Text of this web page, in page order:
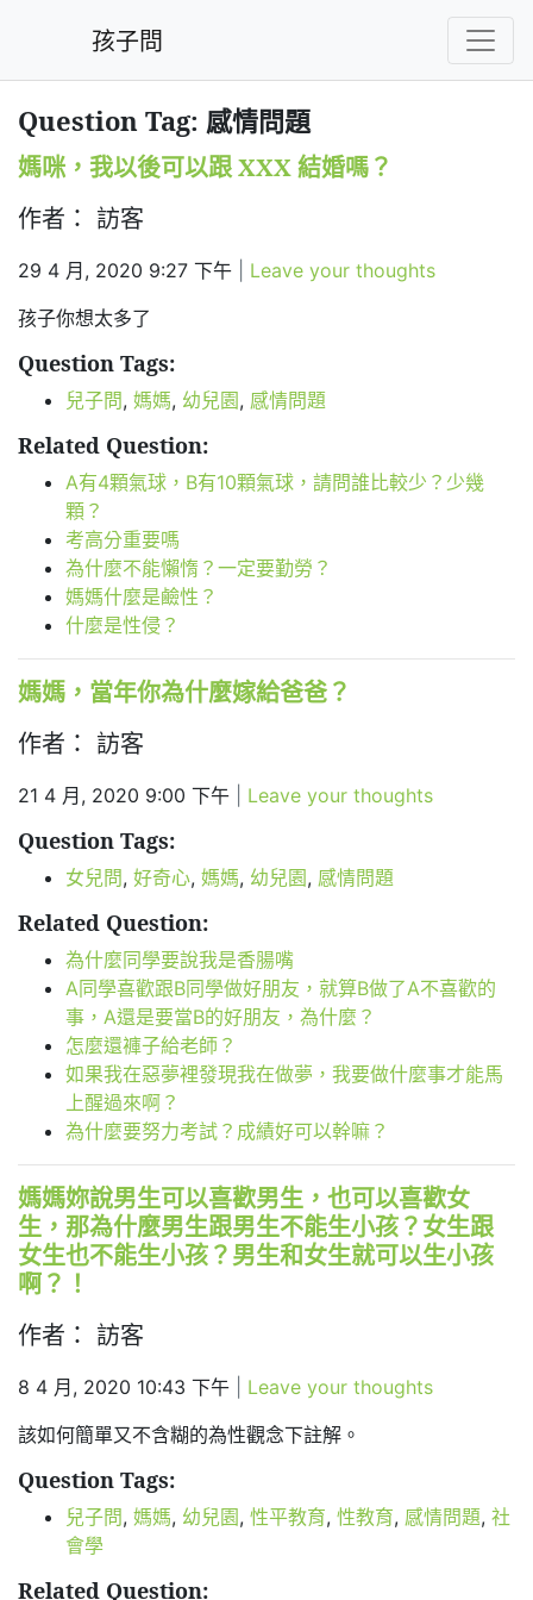
孩子問
Question Tag: 感情問題
媽咪，我以後可以跟 XXX 結婚嗎？
作者： 訪客
29 4 月, 2020 9:27 下午
Leave your thoughts
孩子你想太多了
Question Tags:
兒子問, 媽媽, 幼兒園, 感情問題
Related Question:
A有4顆氣球，B有10顆氣球，請問誰比較少？少幾
顆？
考高分重要嗎
為什麼不能懶惰？一定要勤勞？
媽媽什麼是鹼性？
什麼是性侵？
媽媽，當年你為什麼嫁給爸爸？
作者： 訪客
21 4 月, 2020 9:00 下午 Leave your thoughts
Question Tags:
女兒問, 好奇心, 媽媽, 幼兒園, 感情問題
Related Question:
為什麼同學要說我是香腸嘴
A同學喜歡跟B同學做好朋友，就算B做了A不喜歡的
事，A還是要當B的好朋友，為什麼？
怎麼還褲子給老師？
如果我在惡夢裡發現我在做夢，我要做什麼事才能馬
上醒過來啊？
為什麼要努力考試？成績好可以幹嘛？
媽媽妳說男生可以喜歡男生，也可以喜歡女
生，那為什麼男生跟男生不能生小孩？女生跟
女生也不能生小孩？男生和女生就可以生小孩
啊？！
作者： 訪客
8 4 月, 2020 10:43 下午
Leave your thoughts
該如何簡單又不含糊的為性觀念下註解。
Question Tags:
兒子問, 媽媽, 幼兒園, 性平教育, 性教育, 感情問題, 社
會學
Related Question: